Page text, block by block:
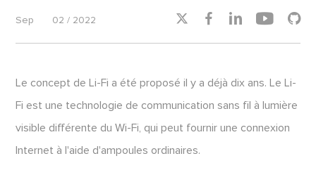
Sep 02 / 2022     
Le concept de Li-Fi a été proposé il y a déjà dix ans. Le Li-
Fi est une technologie de communication sans fil à lumière
visible différente du Wi-Fi, qui peut fournir une connexion
Internet à l'aide d'ampoules ordinaires.